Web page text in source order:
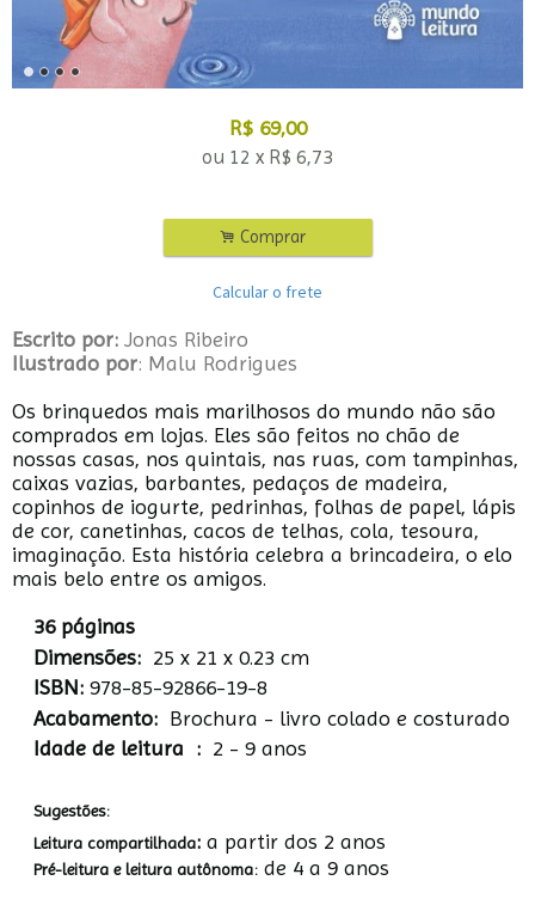
R$ 69,00
ou 12 x R$ 6,73
. Comprar
Calcular o frete
Escrito por: Jonas Ribeiro
Ilustrado por: Malu Rodrigues
Os brinquedos mais marilhosos do mundo não são
comprados em lojas. Eles são feitos no chão de
nossas casas, nos quintais, nas ruas, com tampinhas,
caixas vazias, barbantes, pedaços de madeira,
copinhos de iogurte, pedrinhas, folhas de papel, lápis
de cor, canetinhas, cacos de telhas, cola, tesoura,
imaginação. Esta história celebra a brincadeira, o elo
mais belo entre os amigos.
36 páginas
Dimensões: 25 x 21 x 0.23 cm
ISBN: 978-85-92866-19-8
Acabamento: ‎ Brochura - livro colado e costurado
Idade de leitura ‏ : ‎ 2 - 9 anos
Sugestões:
Leitura compartilhada: a partir dos 2 anos
Pré-leitura e leitura autônoma: de 4 a 9 anos